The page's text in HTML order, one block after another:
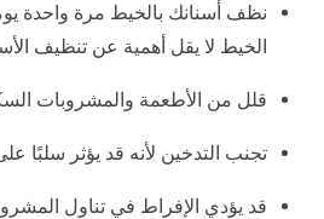
نظف أسنانك بالخيط مرة واحدة
الخيط لا يقل أهمية عن تنظيف
قلل من الأطعمة والمشروبات
تجنب التدخين لأنه قد يؤثر سلبًا
قد يؤدي الإفراط في تناول